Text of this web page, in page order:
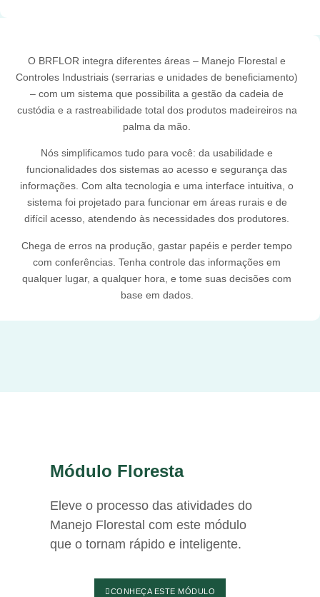
O BRFLOR integra diferentes áreas – Manejo Florestal e
Controles Industriais (serrarias e unidades de beneficiamento)
– com um sistema que possibilita a gestão da cadeia de
custódia e a rastreabilidade total dos produtos madeireiros na
palma da mão.
Nós simplificamos tudo para você: da usabilidade e
funcionalidades dos sistemas ao acesso e segurança das
informações. Com alta tecnologia e uma interface intuitiva, o
sistema foi projetado para funcionar em áreas rurais e de
difícil acesso, atendendo às necessidades dos produtores.
Chega de erros na produção, gastar papéis e perder tempo
com conferências. Tenha controle das informações em
qualquer lugar, a qualquer hora, e tome suas decisões com
base em dados.
Módulo Floresta
Eleve o processo das atividades do
Manejo Florestal com este módulo
que o tornam rápido e inteligente.
CONHEÇA ESTE MÓDULO